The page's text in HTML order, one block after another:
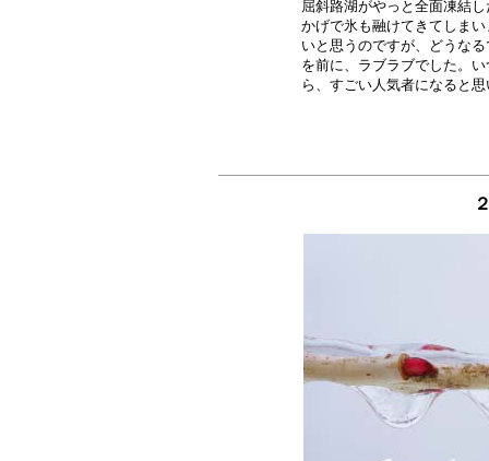
屈斜路湖がやっと全面凍結
かげで氷も融けてきてしま
いと思うのですが、どうな
を前に、ラブラブでした。